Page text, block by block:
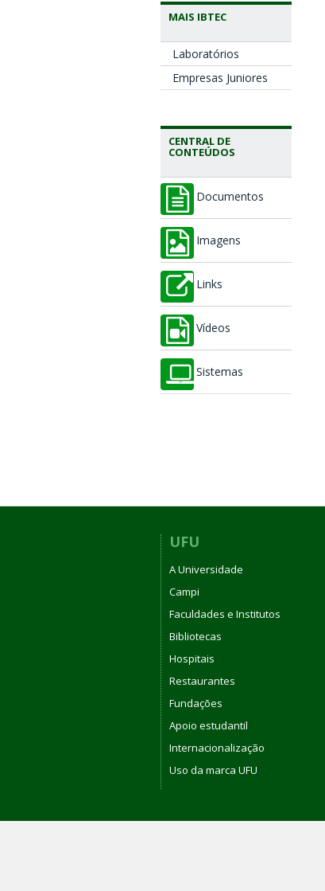
MAIS IBTEC
Laboratórios
Empresas Juniores
CENTRAL DE
CONTEÚDOS
Documentos
Imagens
Links
Vídeos
Sistemas
UFU
A Universidade
Campi
Faculdades e Institutos
Bibliotecas
Hospitais
Restaurantes
Fundações
Apoio estudantil
Internacionalização
Uso da marca UFU